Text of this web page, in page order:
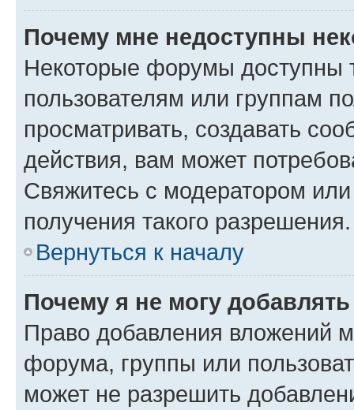
Почему мне недоступны
Некоторые форумы доступны
пользователям или группам
просматривать, создавать
действия, вам может
Свяжитесь с модератором
получения такого разрешения.
Вернуться к началу
Почему я не могу
Право добавления вложений
форума, группы или
может не разрешить